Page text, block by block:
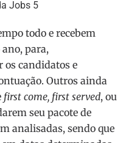
todo e recebem
para,
os candidatos e
Outros ainda
first come, first served, ou
seu pacote de
analisadas, sendo que